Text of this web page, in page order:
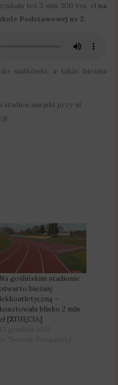
też 3 mln 300 tys. złna
Podstawowej nr 2:
siatkówki, a także bieżnia
stadion miejski przy ul.
Goślina
Na goślińskim stadionie
otwarto bieżnię
lekkoatletyczną –
kosztowała blisko 2 mln
zł [ZDJĘCIA]